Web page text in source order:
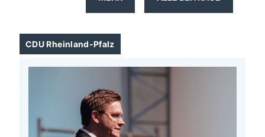
CDU Rheinland-Pfalz